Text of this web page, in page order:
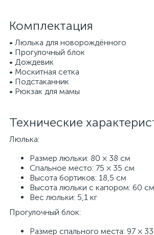
Комплектация
• Люлька для новорождённого
• Прогулочный блок
• Дождевик
• Москитная сетка
• Подстаканник
• Рюкзак для мамы
Технические
Люлька:
Размер люльки: 80 × 38 см
Спальное место: 75 × 35 см
Высота бортиков: 18,5 см
Высота люльки с капором: 60 см
Вес люльки: 5,1 кг
Прогулочный блок:
Размер спального места: 97 ×